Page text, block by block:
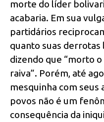
morte do líder
acabaria. Em sua
partidários
quanto suas derrotas
dizendo que “morto
raiva”. Porém, até
mesquinha com seus
povos não é um
consequência da